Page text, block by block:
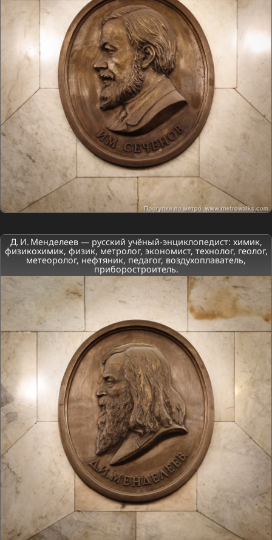
Д. И. Менделеев — русский учёный-энциклопедист: химик,
физикохимик, физик, метролог, экономист, технолог, геолог,
метеоролог, нефтяник, педагог, воздухоплаватель,
приборостроитель.